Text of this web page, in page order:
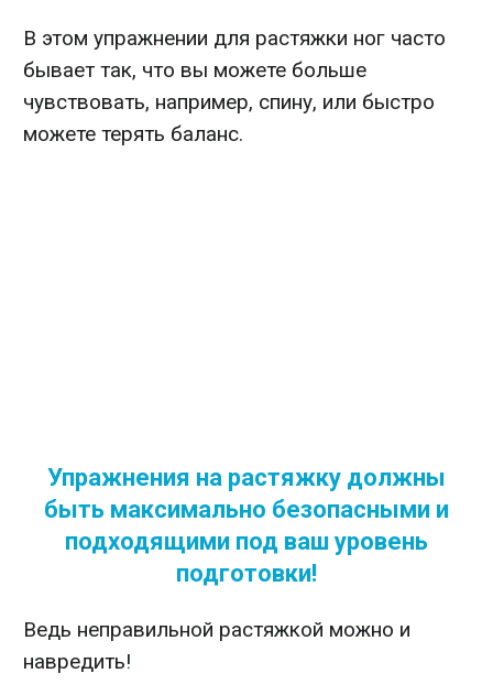
В этом упражнении для растяжки ног часто
бывает так, что вы можете больше
чувствовать, например, спину, или быстро
можете терять баланс.
Упражнения на растяжку должны
быть максимально безопасными и
подходящими под ваш уровень
подготовки!
Ведь неправильной растяжкой можно и
навредить!